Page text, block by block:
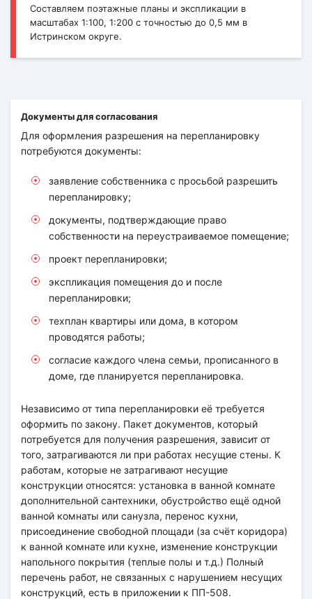
Составляем поэтажные планы и экспликации в
масштабах 1:100, 1:200 с точностью до 0,5 мм в
Истринском округе.
Документы для согласования
Для оформления разрешения на перепланировку
потребуются документы:
заявление собственника с просьбой разрешить
перепланировку;
документы, подтверждающие право
собственности на переустраиваемое помещение;
проект перепланировки;
экспликация помещения до и после
перепланировки;
техплан квартиры или дома, в котором
проводятся работы;
согласие каждого члена семьи, прописанного в
доме, где планируется перепланировка.
Независимо от типа перепланировки её требуется
оформить по закону. Пакет документов, который
потребуется для получения разрешения, зависит от
того, затрагиваются ли при работах несущие стены. К
работам, которые не затрагивают несущие
конструкции относятся: установка в ванной комнате
дополнительной сантехники, обустройство ещё одной
ванной комнаты или санузла, перенос кухни,
присоединение свободной площади (за счёт коридора)
к ванной комнате или кухне, изменение конструкции
напольного покрытия (теплые полы и т.д.) Полный
перечень работ, не связанных с нарушением несущих
конструкций, есть в приложении к ПП-508.